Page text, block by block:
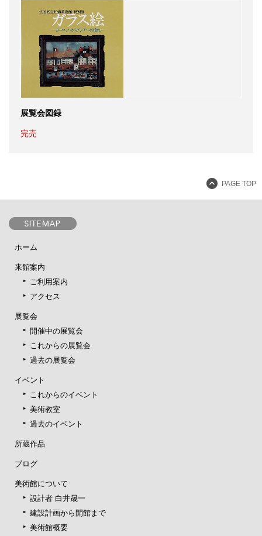
展覧会図録
完売
PAGE TOP
ホーム
来館案内
ご利用案内
アクセス
展覧会
開催中の展覧会
これからの展覧会
過去の展覧会
イベント
これからのイベント
美術教室
過去のイベント
所蔵作品
ブログ
美術館について
設計者 白井晟一
建設計画から開館まで
美術館概要